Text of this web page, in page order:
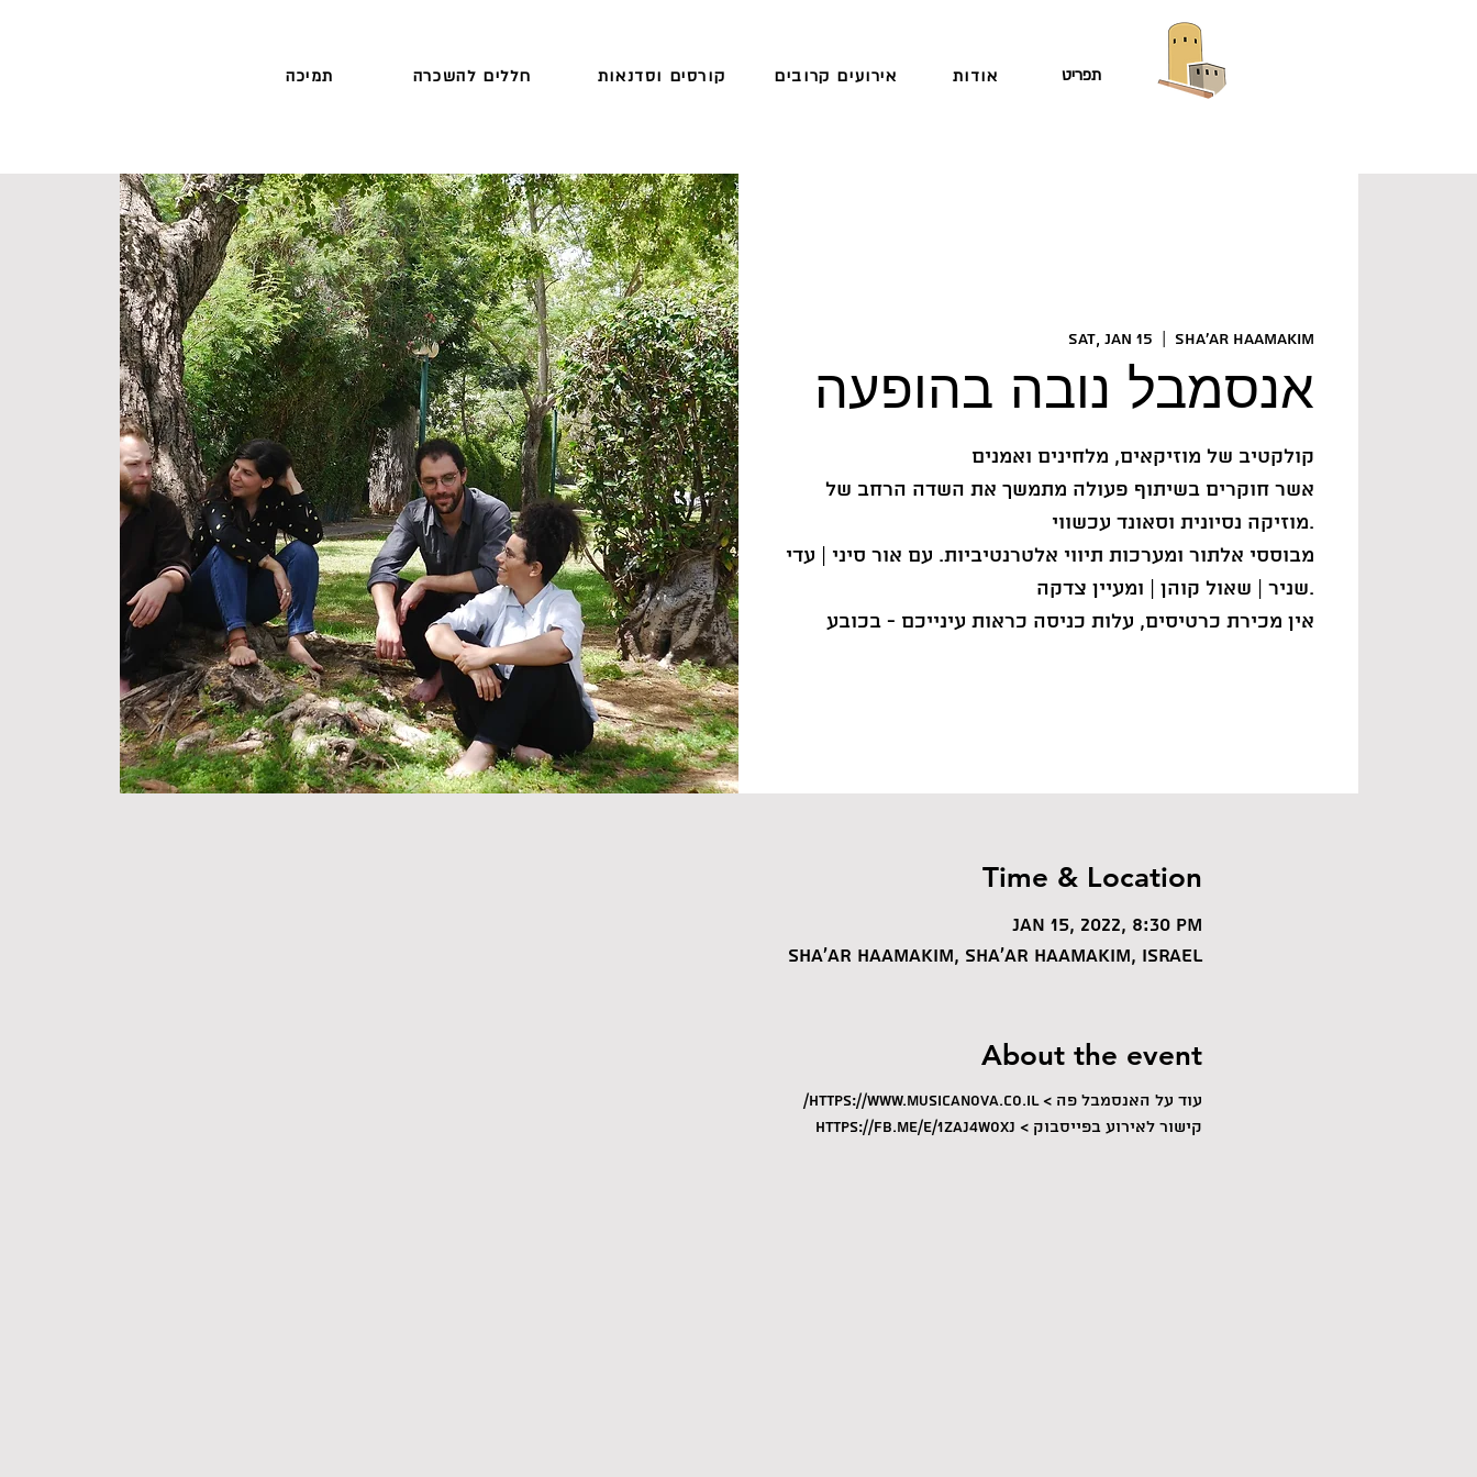
תמיכה חללים להשכרה קורסים וסדנאות אירועים קרובים אודות תפריט
Sat, Jan 15 Sha'ar HaAmakim
אנסמבל נובה בהופעה
קולקטיב של מוזיקאים, מלחינים ואמנים
אשר חוקרים בשיתוף פעולה מתמשך את השדה הרחב של
מוזיקה נסיונית וסאונד עכשווי.
מבוססי אלתור ומערכות תיווי אלטרנטיביות. עם אור סיני | עדי
שניר | שאול קוהן | ומעיין צדקה.
אין מכירת כרטיסים, עלות כניסה כראות עינייכם - בכובע
Time & Location
Jan 15, 2022, 8:30 PM
Sha'ar HaAmakim, Sha'ar HaAmakim, Israel
About the event
עוד על האנסמבל פה > https://www.musicanova.co.il/
קישור לאירוע בפייסבוק > https://fb.me/e/1zAJ4WoXj